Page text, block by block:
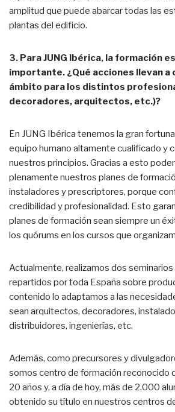
amplitud que puede abarcar todas las
plantas del edificio.
3. Para JUNG Ibérica, la formación
importante. ¿Qué acciones llevan a
ámbito para los distintos
decoradores, arquitectos, etc.)?
En JUNG Ibérica tenemos la gran
equipo humano altamente cualificado y
nuestros principios. Gracias a esto
plenamente nuestros planes de
instaladores y prescriptores, porque
credibilidad y profesionalidad. Esto
planes de formación sean siempre un
los quórums en los cursos que
Actualmente, realizamos dos
repartidos por toda España sobre
contenido lo adaptamos a las
sean arquitectos, decoradores,
distribuidores, ingenierías, etc.
Además, como precursores y
somos centro de formación reconocido
20 años y, a día de hoy, más de 2.000
obtenido su título en nuestros centros